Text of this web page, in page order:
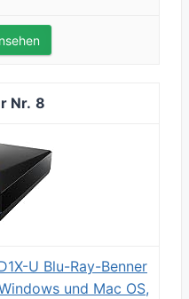
8
U Blu-Ray-Benner
und Mac OS,